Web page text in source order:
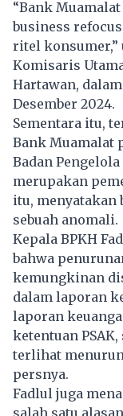
“Bank
business
ritel konsumer,”
Komisaris
Hartawan,
Desember 2024.
Sementara itu,
Bank Muamalat
Badan
merupakan
itu, menyatakan
sebuah anomali.
Kepala BPKH
bahwa
kemungkinan
dalam laporan
laporan
ketentuan
terlihat
persnya.
Fadlul juga
salah satu